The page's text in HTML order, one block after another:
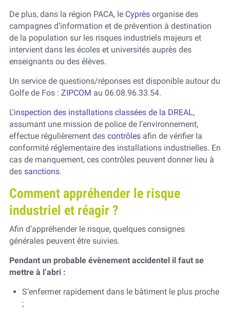
De plus, dans la région PACA, le Cyprèsorganise des
campagnes d’information et de prévention à destination
de la population sur les risques industriels majeurs et
intervient dans les écoles et universités auprès des
enseignants ou des élèves.
Un service de questions/réponses est disponible autour du
Golfe de Fos : ZIPCOM au 06.08.96.33.54.
L'inspection des installations classées de la DREAL,
assumant une mission de police de l’environnement,
effectue régulièrement des contrôlesafin de vérifier la
conformité réglementaire des installations industrielles. En
cas de manquement, ces contrôles peuvent donner lieu à
des sanctions.
Comment appréhender le risque
industriel et réagir ?
Afin d’appréhender le risque, quelques consignes
générales peuvent être suivies.
Pendant un probable évènement accidentel il faut se
mettre à l’abri :
S’enfermer rapidement dans le bâtiment le plus proche
;